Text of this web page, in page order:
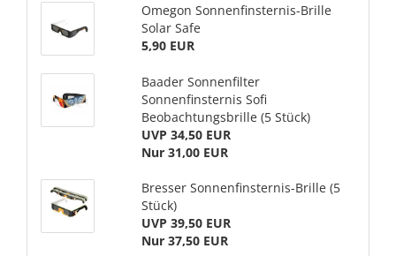
Omegon Sonnenfinsternis-Brille
Solar Safe
5,90 EUR
Baader Sonnenfilter
Sonnenfinsternis Sofi
Beobachtungsbrille (5 Stück)
UVP 34,50 EUR
Nur 31,00 EUR
Bresser Sonnenfinsternis-Brille (5
Stück)
UVP 39,50 EUR
Nur 37,50 EUR